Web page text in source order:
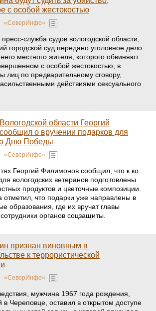
с особой жестокостью
«СеверИнфо»
служба судов вологодской области,
городской суд передано уголовное дело
местного жителя, которого обвиняют
с особой жестокостью, в
лиц по предварительному сговору,
действиями сексуального
области Георгий
о вручении подарков для
Дню Победы
«СеверИнфо»
Георгий Филимонов сообщил, что к ко
вологодских ветеранов подготовлены
продуктов и цветочные композиции.
отметил, что подарки уже направлены в
образования, где их вручат главы
органов соцзащиты.
признан виновным в
к террористической
«СеверИнфо»
мужчина 1967 года рождения,
Череповце, оставил в открытом доступе